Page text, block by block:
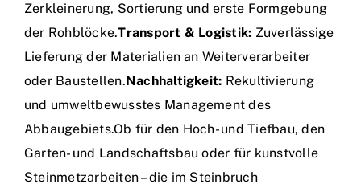
Zerkleinerung, Sortierung und erste Formgebung
der Rohblöcke.Transport & Logistik: Zuverlässige
Lieferung der Materialien an Weiterverarbeiter
oder Baustellen.Nachhaltigkeit: Rekultivierung
und umweltbewusstes Management des
Abbaugebiets.Ob für den Hoch- und Tiefbau, den
Garten- und Landschaftsbau oder für kunstvolle
Steinmetzarbeiten – die im Steinbruch